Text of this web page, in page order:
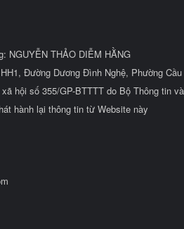
NGUYỄN THẢO DIỄM HẰNG
Đường Dương Đình Nghệ, Phường
hội số 355/GP-BTTTT do Bộ Thông tin
hành lại thông tin từ Website này